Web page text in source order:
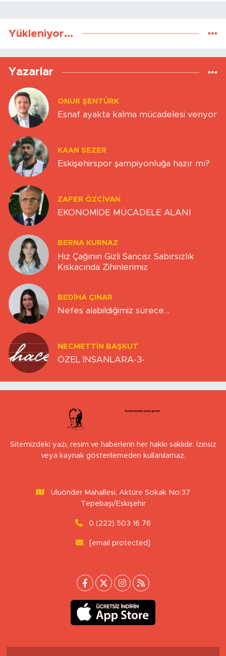
Yükleniyor...
Yazarlar
ONUR ŞENTÜRK
Esnaf ayakta kalma mücadelesi veriyor
KAAN SEZER
Eskişehirspor şampiyonluğa hazır mı?
ZAFER ÖZCIVAN
EKONOMİDE MÜCADELE ALANI
BERNA KURNAZ
Hız Çağının Gizli Sancısı: Sabırsızlık
Kıskacında Zihinlerimiz
BEDIHA ÇINAR
Nefes alabildiğimiz sürece…
NECMETTIN BAŞKUT
ÖZEL İNSANLARA-3-
Sitemizdeki yazı, resim ve haberlerin her hakkı saklıdır. İzinsiz
veya kaynak gösterilemeden kullanılamaz.
Uluönder Mahallesi, Aktüre Sokak No:37
Tepebaşı/Eskişehir
0 (222) 503 16 76
[email protected]